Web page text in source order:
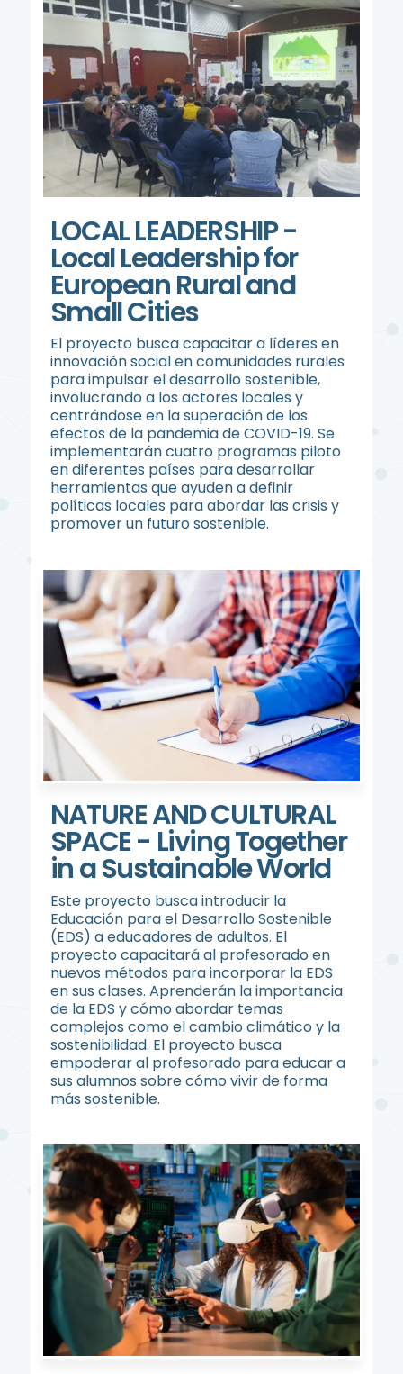
LOCAL LEADERSHIP -
Local Leadership for
European Rural and
Small Cities
El proyecto busca capacitar a líderes en
innovación social en comunidades rurales
para impulsar el desarrollo sostenible,
involucrando a los actores locales y
centrándose en la superación de los
efectos de la pandemia de COVID-19. Se
implementarán cuatro programas piloto
en diferentes países para desarrollar
herramientas que ayuden a definir
políticas locales para abordar las crisis y
promover un futuro sostenible.
NATURE AND CULTURAL
SPACE - Living Together
in a Sustainable World
Este proyecto busca introducir la
Educación para el Desarrollo Sostenible
(EDS) a educadores de adultos. El
proyecto capacitará al profesorado en
nuevos métodos para incorporar la EDS
en sus clases. Aprenderán la importancia
de la EDS y cómo abordar temas
complejos como el cambio climático y la
sostenibilidad. El proyecto busca
empoderar al profesorado para educar a
sus alumnos sobre cómo vivir de forma
más sostenible.